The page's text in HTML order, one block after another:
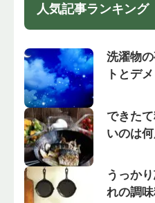
人気記事ランキング
洗濯物
トとデ
できた
いのは
うっか
れの調